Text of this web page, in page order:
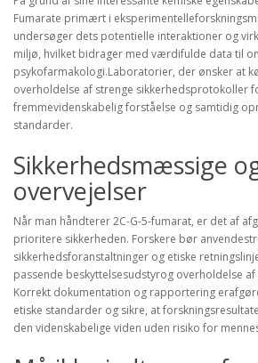
Fumarate primært i
undersøger dets potentielle interaktioner og
miljø, hvilket bidrager med værdifulde data til
psykofarmakologi.Laboratorier, der ønsker at
overholdelse af strenge sikkerhedsprotokoller
fremmevidenskabelig forståelse og samtidig
standarder.
Sikkerhedsmæssige
overvejelser
Når man håndterer 2C-G-5-fumarat, er det af
prioritere sikkerheden. Forskere bør
sikkerhedsforanstaltninger og etiske
passende beskyttelsesudstyrog overholdelse
Korrekt dokumentation og rapportering
etiske standarder og sikre, at
den videnskabelige viden uden risiko for